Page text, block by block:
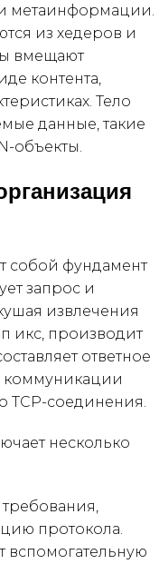
метаинформации.
из хедеров и
вмещают
контента,
Тело
данные, такие
объекты.
собой фундамент
запрос и
извлечения
икс, производит
ответное
TCP-соединения.
несколько
протокола.
вспомогательную